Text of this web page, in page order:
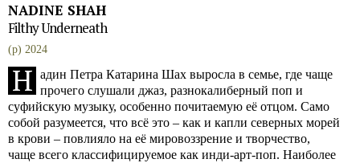
NADINE SHAH
Filthy Underneath
(p) 2024
Н адин Петра Катарина Шах выросла в семье, где чаще
прочего слушали джаз, разнокалиберный поп и
суфийскую музыку, особенно почитаемую её отцом. Само
собой разумеется, что всё это – как и капли северных морей
в крови – повлияло на её мировоззрение и творчество,
чаще всего классифицируемое как инди-арт-поп. Наиболее